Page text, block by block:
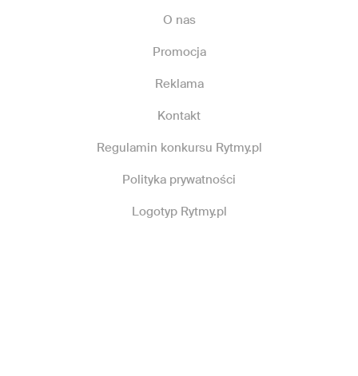
O nas
Promocja
Reklama
Kontakt
Regulamin konkursu Rytmy.pl
Polityka prywatności
Logotyp Rytmy.pl